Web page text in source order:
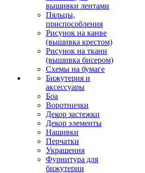
вышивки лентами
Пяльцы,
приспособления
Рисунок на канве
(вышивка крестом)
Рисунок на ткани
(вышивка бисером)
Схемы на бумаге
Бижутерия и
аксессуары
Боа
Воротнички
Декор застежки
Декор элементы
Нашивки
Перчатки
Украшения
Фурнитура для
бижутерии